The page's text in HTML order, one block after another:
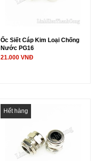
Ốc Siết Cáp Kim Loại Chống
Nước PG16
21.000 VNĐ
Hết hàng